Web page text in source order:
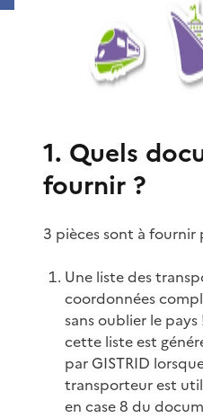
1. Quels
fournir ?
3 pièces sont à fournir
Une liste des
coordonnées
sans oublier le
cette liste est
par GISTRID
transporteur est
en case 8 du